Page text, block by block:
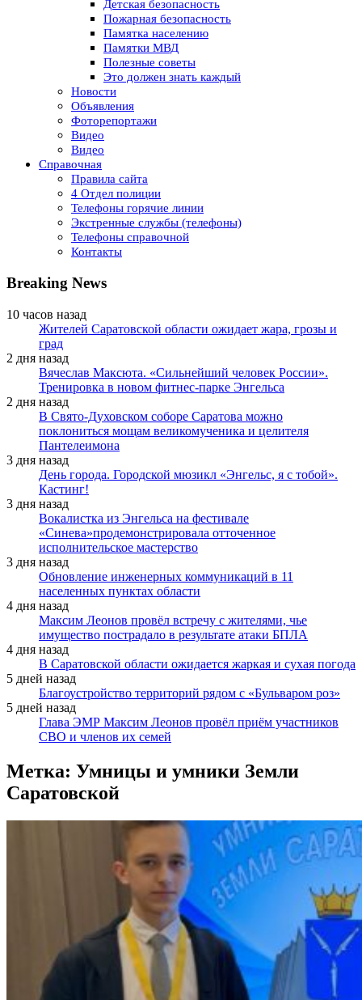
Детская безопасность
Пожарная безопасность
Памятка населению
Памятки МВД
Полезные советы
Это должен знать каждый
Новости
Объявления
Фоторепортажи
Видео
Видео
Справочная
Правила сайта
4 Отдел полиции
Телефоны горячие линии
Экстренные службы (телефоны)
Телефоны справочной
Контакты
Breaking News
10 часов назад
Жителей Саратовской области ожидает жара, грозы и
град
2 дня назад
Вячеслав Максюта. «Сильнейший человек России».
Тренировка в новом фитнес-парке Энгельса
2 дня назад
В Свято-Духовском соборе Саратова можно
поклониться мощам великомученика и целителя
Пантелеимона
3 дня назад
День города. Городской мюзикл «Энгельс, я с тобой».
Кастинг!
3 дня назад
Вокалистка из Энгельса на фестивале
«Синева»продемонстрировала отточенное
исполнительское мастерство
3 дня назад
Обновление инженерных коммуникаций в 11
населенных пунктах области
4 дня назад
Максим Леонов провёл встречу с жителями, чье
имущество пострадало в результате атаки БПЛА
4 дня назад
В Саратовской области ожидается жаркая и сухая погода
5 дней назад
Благоустройство территорий рядом с «Бульваром роз»
5 дней назад
Глава ЭМР Максим Леонов провёл приём участников
СВО и членов их семей
Метка: Умницы и умники Земли
Саратовской